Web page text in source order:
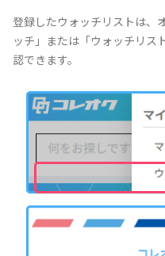
登録したウォッチリストは、
ッチ」または「ウォッチリス
認できます。